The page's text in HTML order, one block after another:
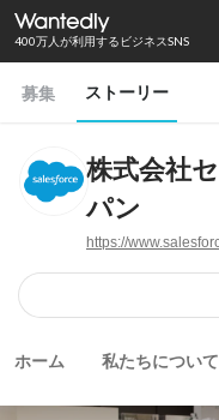
400万人が利用するビジネスSNS
募集 ストーリー
株式会社
パン
https://
ホーム 私たちについて